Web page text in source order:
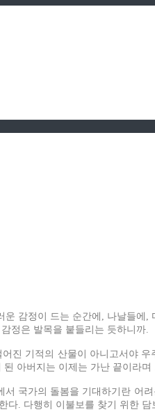
감정이 드는 순간에, 나날들에
정은 발목을 붙들리는 듯하니까.
진 기적의 산물이 아니고서야
아버지는 이제는 가난 끝이라
서 국가의 돌봄을 기대하기란 어
다. 다행히 이불보를 찾기 위한